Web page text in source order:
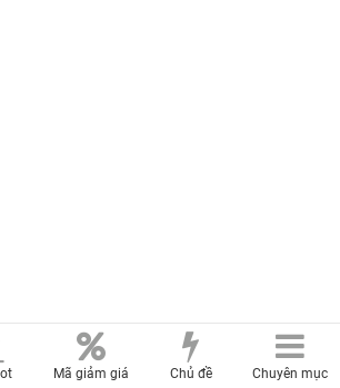
Mã giảm giá Chủ đề Chuyên mục